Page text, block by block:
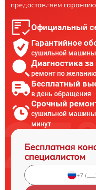
предоставляем
Официальный
Гарантийное
сушильной машины
Диагностика
ремонт по желанию
Бесплатный
в день обращения
Срочный
сушильной машины
минут
Бесплатная
специалистом